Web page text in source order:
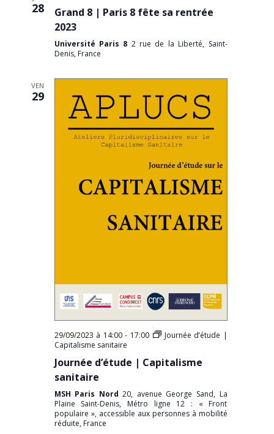
28
Grand 8 | Paris 8 fête sa rentrée
2023
Université Paris 8 2 rue de la Liberté, Saint-
Denis, France
VEN
29
29/09/2023 à 14:00- 17:00
Journée d’étude |
Capitalisme sanitaire
Journée d’étude | Capitalisme
sanitaire
MSH Paris Nord20, avenue George Sand, La
Plaine Saint-Denis, Métro ligne 12 : « Front
populaire », accessible aux personnes à mobilité
réduite, France